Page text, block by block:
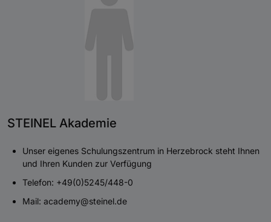
STEINEL Akademie
Unser eigenes Schulungszentrum in Herzebrock steht Ihnen
und Ihren Kunden zur Verfügung
Telefon: +49(0)5245/448-0
Mail: academy@steinel.de